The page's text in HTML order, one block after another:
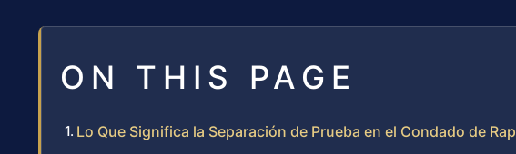
ON THIS PAGE
Lo Que Significa la Separación de Prueba en el Condado de